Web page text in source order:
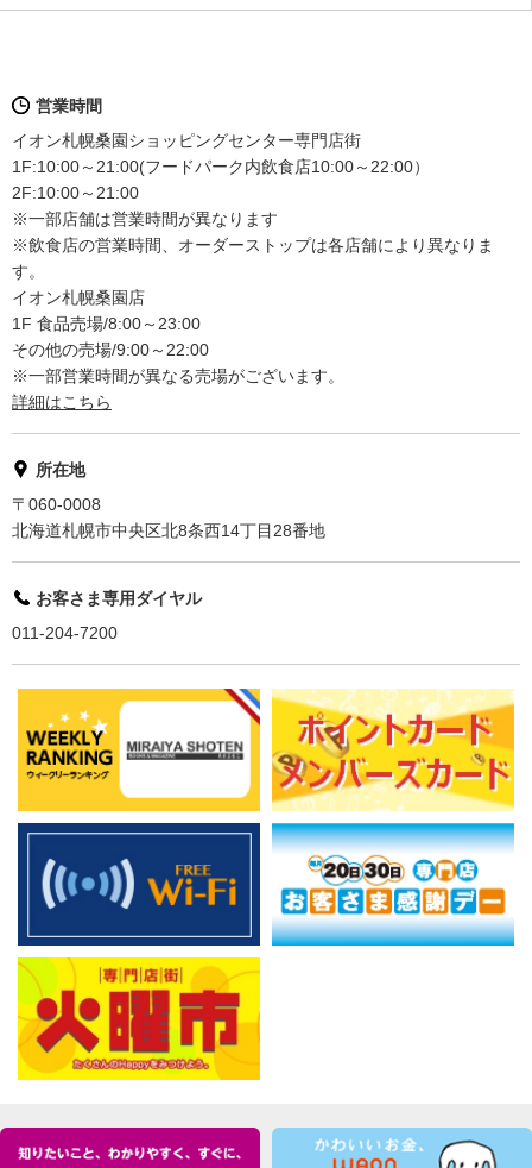
営業時間
イオン札幌桑園ショッピングセンター専門店街
1F:10:00～21:00(フードパーク内飲食店10:00～22:00）
2F:10:00～21:00
※一部店舗は営業時間が異なります
※飲食店の営業時間、オーダーストップは各店舗により異なりま
す。
イオン札幌桑園店
1F 食品売場/8:00～23:00
その他の売場/9:00～22:00
※一部営業時間が異なる売場がございます。
詳細はこちら
所在地
〒060-0008
北海道札幌市中央区北8条西14丁目28番地
お客さま専用ダイヤル
011-204-7200